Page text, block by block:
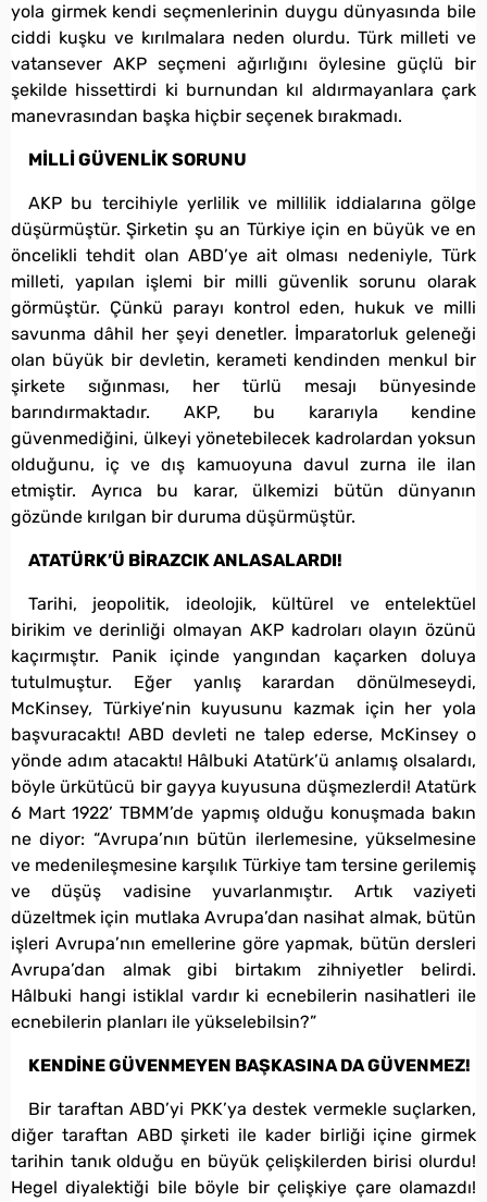
yola girmek kendi seçmenlerinin duygu dünyasında bile
ciddi kuşku ve kırılmalara neden olurdu. Türk milleti ve
vatansever AKP seçmeni ağırlığını öylesine güçlü bir
şekilde hissettirdi ki burnundan kıl aldırmayanlara çark
manevrasından başka hiçbir seçenek bırakmadı.
MİLLİ GÜVENLİK SORUNU
AKP bu tercihiyle yerlilik ve millilik iddialarına gölge
düşürmüştür. Şirketin şu an Türkiye için en büyük ve en
öncelikli tehdit olan ABD’ye ait olması nedeniyle, Türk
milleti, yapılan işlemi bir milli güvenlik sorunu olarak
görmüştür. Çünkü parayı kontrol eden, hukuk ve milli
savunma dâhil her şeyi denetler. İmparatorluk geleneği
olan büyük bir devletin, kerameti kendinden menkul bir
şirkete sığınması, her türlü mesajı bünyesinde
barındırmaktadır. AKP, bu kararıyla kendine
güvenmediğini, ülkeyi yönetebilecek kadrolardan yoksun
olduğunu, iç ve dış kamuoyuna davul zurna ile ilan
etmiştir. Ayrıca bu karar, ülkemizi bütün dünyanın
gözünde kırılgan bir duruma düşürmüştür.
ATATÜRK’Ü BİRAZCIK ANLASALARDI!
Tarihi, jeopolitik, ideolojik, kültürel ve entelektüel
birikim ve derinliği olmayan AKP kadroları olayın özünü
kaçırmıştır. Panik içinde yangından kaçarken doluya
tutulmuştur. Eğer yanlış karardan dönülmeseydi,
McKinsey, Türkiye’nin kuyusunu kazmak için her yola
başvuracaktı! ABD devleti ne talep ederse, McKinsey o
yönde adım atacaktı! Hâlbuki Atatürk’ü anlamış olsalardı,
böyle ürkütücü bir gayya kuyusuna düşmezlerdi! Atatürk
6 Mart 1922’ TBMM’de yapmış olduğu konuşmada bakın
ne diyor: “Avrupa’nın bütün ilerlemesine, yükselmesine
ve medenileşmesine karşılık Türkiye tam tersine gerilemiş
ve düşüş vadisine yuvarlanmıştır. Artık vaziyeti
düzeltmek için mutlaka Avrupa’dan nasihat almak, bütün
işleri Avrupa’nın emellerine göre yapmak, bütün dersleri
Avrupa’dan almak gibi birtakım zihniyetler belirdi.
Hâlbuki hangi istiklal vardır ki ecnebilerin nasihatleri ile
ecnebilerin planları ile yükselebilsin?”
KENDİNE GÜVENMEYEN BAŞKASINA DA GÜVENMEZ!
Bir taraftan ABD’yi PKK’ya destek vermekle suçlarken,
diğer taraftan ABD şirketi ile kader birliği içine girmek
tarihin tanık olduğu en büyük çelişkilerden birisi olurdu!
Hegel diyalektiği bile böyle bir çelişkiye çare olamazdı!